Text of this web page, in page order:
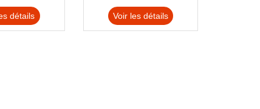
détails Voir les détails